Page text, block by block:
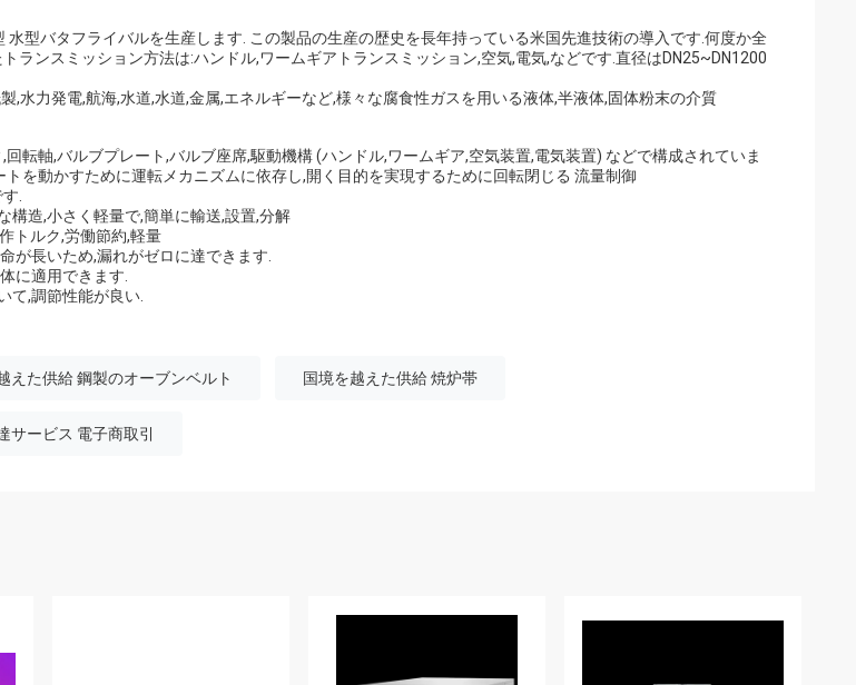
水型バタフライバルを生産します. この製品の生産の歴史を長年持っている米国先進技術の導入です.何度か全
ランスミッション方法は:ハンドル,ワームギアトランスミッション,空気,電気,などです.直径はDN25~DN1200
,水力発電,航海,水道,水道,金属,エネルギーなど,様々な腐食性ガスを用いる液体,半液体,固体粉末の介質
転軸,バルブプレート,バルブ座席,駆動機構 (ハンドル,ワームギア,空気装置,電気装置) などで構成されていま
を動かすために運転メカニズムに依存し,開く目的を実現するために回転閉じる 流量制御
.
構造,小さく軽量で,簡単に輸送,設置,分解
トルク,労働節約,軽量
が長いため,漏れがゼロに達できます.
に適用できます.
て,調節性能が良い.
えた供給 鋼製のオーブンベルト 国境を越えた供給 焼炉帯
サービス 電子商取引